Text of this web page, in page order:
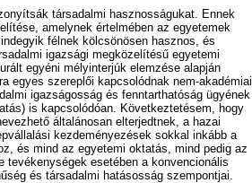
társadalmi hasznosságukat. Ennek
amelynek értelmében az egyetemek
félnek kölcsönösen hasznos, és
igazsági megközelítésű egyetemi
egyéni mélyinterjúk elemzése alapján
egyes szereplői kapcsolódnak nem-akadémiai
igazságosság és fenntarthatóság ügyének
is kapcsolódóan. Következtetésem, hogy
általánosan elterjedtnek, a hazai
kezdeményezések sokkal inkább a
és mind az egyetemi oktatás, mind pedig az
esetében a konvencionális
és társadalmi hatásosság szempontjai.